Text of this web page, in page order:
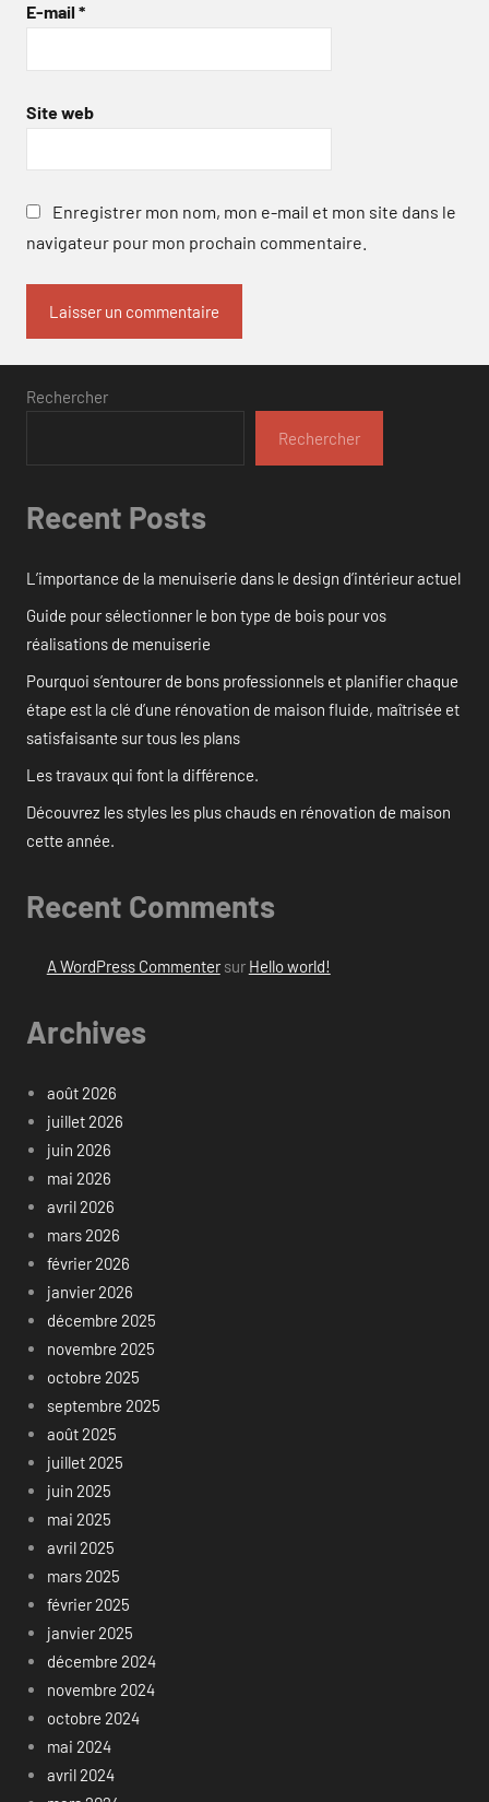
E-mail *
Site web
Enregistrer mon nom, mon e-mail et mon site dans le
navigateur pour mon prochain commentaire.
Rechercher
Rechercher
Recent Posts
L’importance de la menuiserie dans le design d’intérieur actuel
Guide pour sélectionner le bon type de bois pour vos
réalisations de menuiserie
Pourquoi s’entourer de bons professionnels et planifier chaque
étape est la clé d’une rénovation de maison fluide, maîtrisée et
satisfaisante sur tous les plans
Les travaux qui font la différence.
Découvrez les styles les plus chauds en rénovation de maison
cette année.
Recent Comments
A WordPress Commentersur Hello world!
Archives
août 2026
juillet 2026
juin 2026
mai 2026
avril 2026
mars 2026
février 2026
janvier 2026
décembre 2025
novembre 2025
octobre 2025
septembre 2025
août 2025
juillet 2025
juin 2025
mai 2025
avril 2025
mars 2025
février 2025
janvier 2025
décembre 2024
novembre 2024
octobre 2024
mai 2024
avril 2024